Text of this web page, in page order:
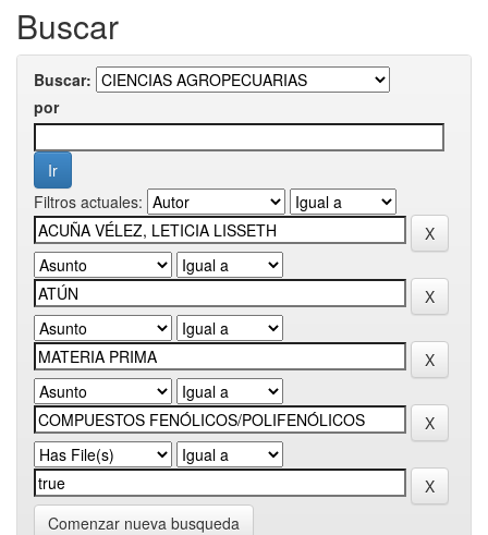
Buscar
Buscar:
por
Filtros actuales:
Comenzar nueva busqueda